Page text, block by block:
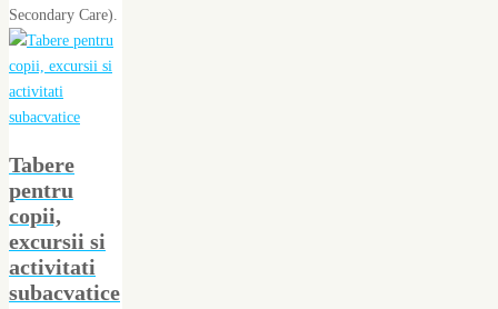
Secondary Care).
Tabere
pentru
copii,
excursii si
activitati
subacvatice